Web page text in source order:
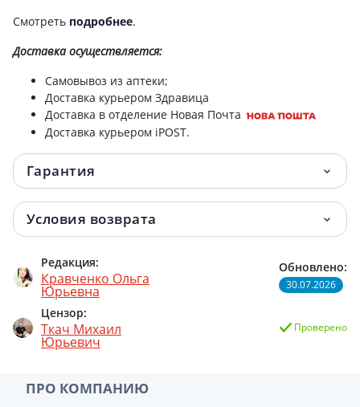
Смотреть подробнее.
Доставкаосуществляется:
Самовывоз из аптеки;
Доставка курьером Здравица
Доставка в отделение Новая Почта
Доставка курьером iPOST.
Гарантия
Условия возврата
Редакция:
Кравченко Ольга
Юрьевна
Цензор:
Ткач Михаил
Юрьевич
Обновлено:
30.07.2026
Проверено
ПРО КОМПАНИЮ